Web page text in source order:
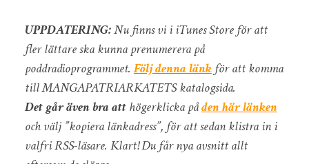
UPPDATERING:Nu finns vi i iTunes Store för att
fler lättare ska kunna prenumerera på
poddradioprogrammet.Följ denna länkför att komma
till MANGAPATRIARKATETS katalogsida.
Det går även bra att högerklicka påden här länken
och välj ”kopiera länkadress”, för att sedan klistra in i
valfri RSS-läsare. Klart! Du får nya avsnitt allt